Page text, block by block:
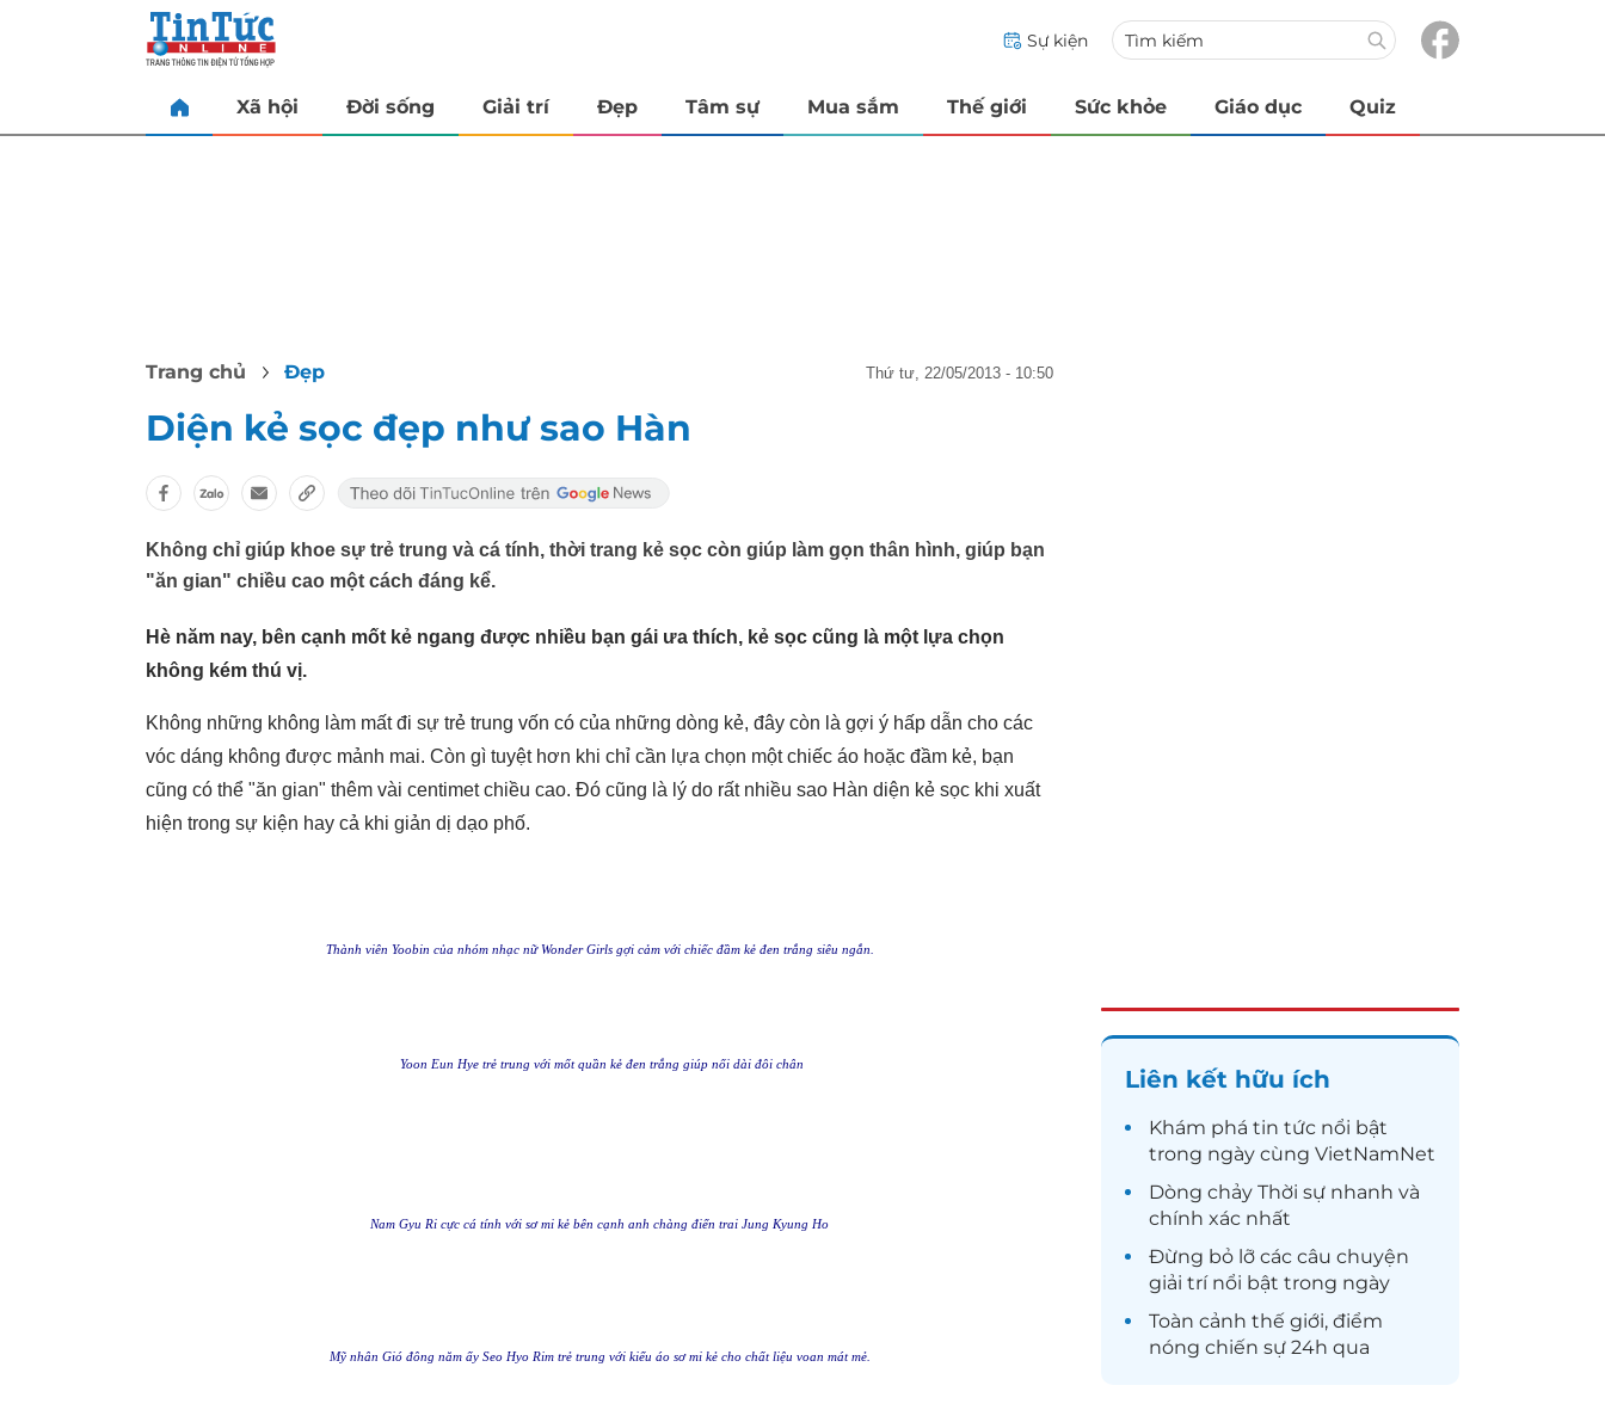
Sự kiện
Xã hội Đời sống Giải trí Đẹp Tâm sự Mua sắm Thế giới Sức khỏe Giáo dục Quiz
Trang chủ Đẹp thứ tư, 22/05/2013 - 10:50
Diện kẻ sọc đẹp như sao Hàn
Không chỉ giúp khoe sự trẻ trung và cá tính, thời trang kẻ sọc còn giúp làm gọn thân hình, giúp bạn
"ăn gian" chiều cao một cách đáng kể.
Hè năm nay, bên cạnh mốt kẻ ngang được nhiều bạn gái ưa thích, kẻ sọc cũng là một lựa chọn
không kém thú vị.
Không những không làm mất đi sự trẻ trung vốn có của những dòng kẻ, đây còn là gợi ý hấp dẫn cho các
vóc dáng không được mảnh mai. Còn gì tuyệt hơn khi chỉ cần lựa chọn một chiếc áo hoặc đầm kẻ, bạn
cũng có thể "ăn gian" thêm vài centimet chiều cao. Đó cũng là lý do rất nhiều sao Hàn diện kẻ sọc khi xuất
hiện trong sự kiện hay cả khi giản dị dạo phố.
Thành viên Yoobin của nhóm nhạc nữ Wonder Girls gợi cảm với chiếc đầm kẻ đen trắng siêu ngắn.
Yoon Eun Hye trẻ trung với mốt quần kẻ đen trắng giúp nối dài đôi chân
Nam Gyu Ri cực cá tính với sơ mi kẻ bên cạnh anh chàng điển trai Jung Kyung Ho
Mỹ nhân Gió đông năm ấy Seo Hyo Rim trẻ trung với kiểu áo sơ mi kẻ cho chất liệu voan mát mẻ.
Liên kết hữu ích
Khám phá tin tức nổi bật
trong ngày cùng VietNamNet
Dòng chảy Thời sự nhanh và
chính xác nhất
Đừng bỏ lỡ các câu chuyện
giải trínổi bật trong ngày
Toàn cảnh thế giới, điểm
nóng chiến sự 24h qua